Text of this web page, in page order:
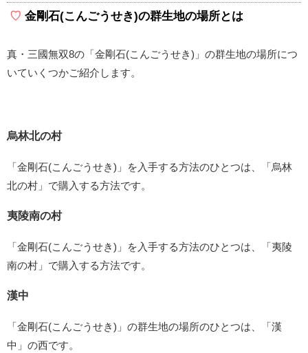
金剛石(こんごうせき)の群生地の場所とは
真・三國無双8の「金剛石(こんごうせき)」の群生地の場所につ
いていくつかご紹介します。
烏林北の村
「金剛石(こんごうせき)」を入手する方法のひとつは、「烏林
北の村」で購入する方法です。
夷陵南の村
「金剛石(こんごうせき)」を入手する方法のひとつは、「夷陵
南の村」で購入する方法です。
漢中
「金剛石(こんごうせき)」の群生地の場所のひとつは、「漢
中」の西です。